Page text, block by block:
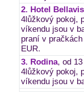
2. Hotel
4lůžkový pokoj,
víkendu jsou v
praní v
EUR.
3. Rodina, od
4lůžkový pokoj,
víkendu jsou v